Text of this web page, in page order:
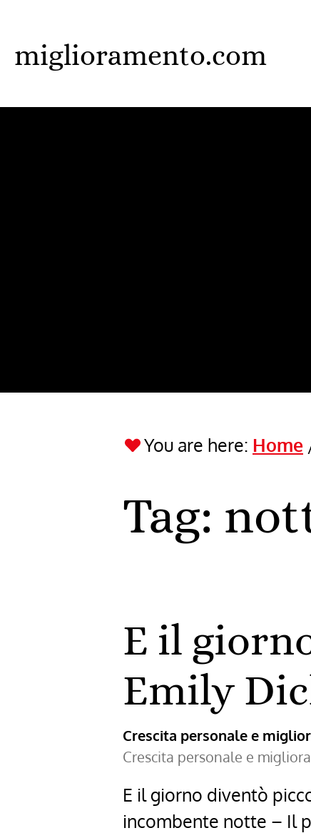
main
miglioramento.com
You are here: Home
Tag:
E il
Emily
Crescita personale e
Crescita personale e
E il giorno diventò
incombente notte – Il